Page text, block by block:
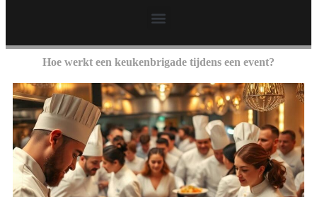
Hoe werkt een keukenbrigade tijdens een event?